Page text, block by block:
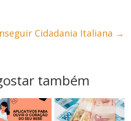
Cidadania Italiana →
também